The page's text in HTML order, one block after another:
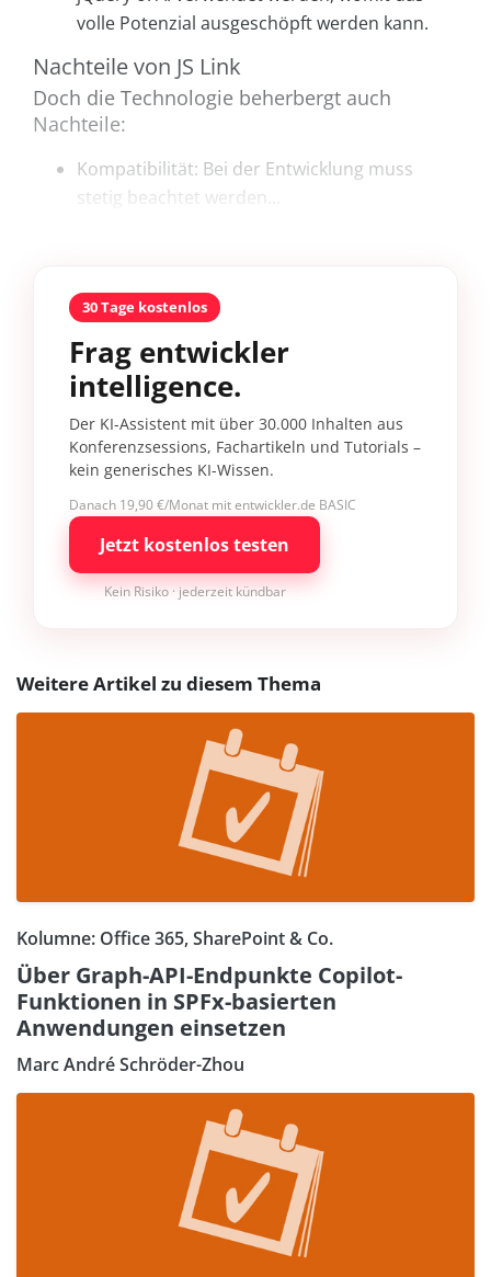
volle Potenzial ausgeschöpft werden kann.
Nachteile von JS Link
Doch die Technologie beherbergt auch
Nachteile:
Kompatibilität: Bei der Entwicklung muss
stetig beachtet werden...
30 Tage kostenlos
Frag entwickler
intelligence.
Der KI-Assistent mit über 30.000 Inhalten aus
Konferenzsessions, Fachartikeln und Tutorials –
kein generisches KI-Wissen.
Danach 19,90 €/Monat mit entwickler.de BASIC
Jetzt kostenlos testen
Kein Risiko · jederzeit kündbar
Weitere Artikel zu diesem Thema
Kolumne: Office 365, SharePoint & Co.
Über Graph-API-Endpunkte Copilot-
Funktionen in SPFx-basierten
Anwendungen einsetzen
Marc André Schröder-Zhou